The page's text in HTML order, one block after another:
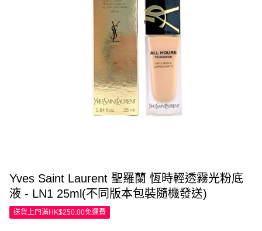
Yves Saint Laurent 聖羅蘭 恆時輕透霧光粉底
液 - LN1 25ml(不同版本包裝隨機發送)
送貨上門滿HK$250.00免運費